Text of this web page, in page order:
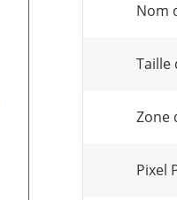
Nom
Taille
Zone
Pixel